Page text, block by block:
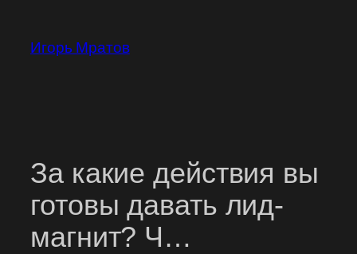
содержимому
Игорь Мратов
За какие действия вы
готовы давать лид-
магнит? Ч…